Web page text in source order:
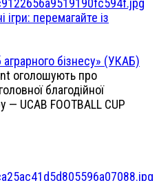
ігри: перемагайте із
аграрного бізнесу» (УКАБ)
оголошують про
благодійної
— UCAB FOOTBALL CUP